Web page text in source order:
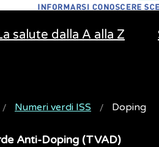
salute dalla A alla Z
Numeri verdi ISS Doping
Anti-Doping (TVAD)